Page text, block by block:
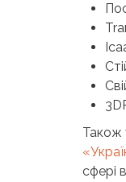
Також
сфері